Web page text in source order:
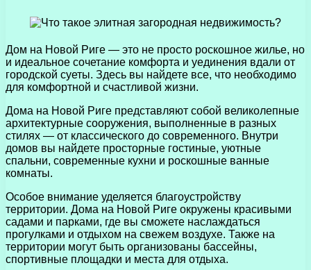
Дом на Новой Риге — это не просто роскошное жилье, но
и идеальное сочетание комфорта и уединения вдали от
городской суеты. Здесь вы найдете все, что необходимо
для комфортной и счастливой жизни.
Дома на Новой Риге представляют собой великолепные
архитектурные сооружения, выполненные в разных
стилях — от классического до современного. Внутри
домов вы найдете просторные гостиные, уютные
спальни, современные кухни и роскошные ванные
комнаты.
Особое внимание уделяется благоустройству
территории. Дома на Новой Риге окружены красивыми
садами и парками, где вы сможете наслаждаться
прогулками и отдыхом на свежем воздухе. Также на
территории могут быть организованы бассейны,
спортивные площадки и места для отдыха.